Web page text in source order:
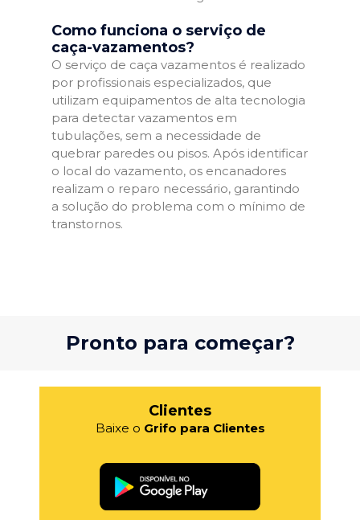
Como funciona o serviço de
caça-vazamentos?
O serviço de caça vazamentos é realizado
por profissionais especializados, que
utilizam equipamentos de alta tecnologia
para detectar vazamentos em
tubulações, sem a necessidade de
quebrar paredes ou pisos. Após identificar
o local do vazamento, os encanadores
realizam o reparo necessário, garantindo
a solução do problema com o mínimo de
transtornos.
Pronto para começar?
Clientes
Baixe o Grifo para Clientes